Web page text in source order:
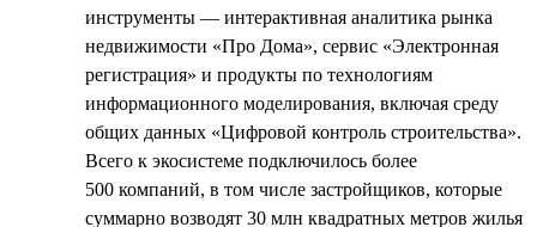
инструменты — интерактивная аналитика рынка
недвижимости «Про Дома», сервис «Электронная
регистрация» и продукты по технологиям
информационного моделирования, включая среду
общих данных «Цифровой контроль строительства».
Всего к экосистеме подключилось более
500 компаний, в том числе застройщиков, которые
суммарно возводят 30 млн квадратных метров жилья